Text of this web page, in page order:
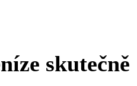
skutečně